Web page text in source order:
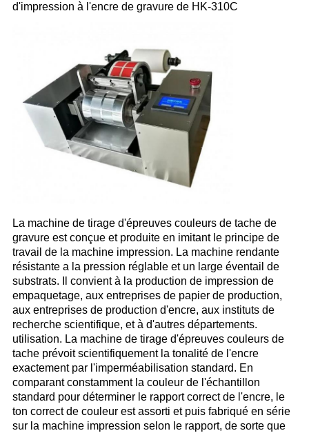
d'impression à l'encre de gravure de HK-310C
La machine de tirage d'épreuves couleurs de tache de
gravure est conçue et produite en imitant le principe de
travail de la machine impression. La machine rendante
résistante a la pression réglable et un large éventail de
substrats. Il convient à la production de impression de
empaquetage, aux entreprises de papier de production,
aux entreprises de production d'encre, aux instituts de
recherche scientifique, et à d'autres départements.
utilisation. La machine de tirage d'épreuves couleurs de
tache prévoit scientifiquement la tonalité de l'encre
exactement par l'imperméabilisation standard. En
comparant constamment la couleur de l'échantillon
standard pour déterminer le rapport correct de l'encre, le
ton correct de couleur est assorti et puis fabriqué en série
sur la machine impression selon le rapport, de sorte que